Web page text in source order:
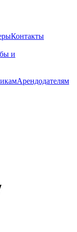
Контакты
и
Арендодателям